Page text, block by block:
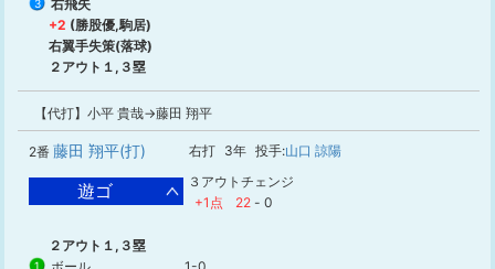
3
右飛失
+2 (勝股優,駒居)
右翼手失策(落球)
２アウト１,３塁
【代打】小平 貴哉→藤田 翔平
2番 藤田 翔平(打) 右打 3年 投手:山口 諒陽
遊ゴ
３アウトチェンジ
+1点
22 - 0
２アウト１,３塁
1